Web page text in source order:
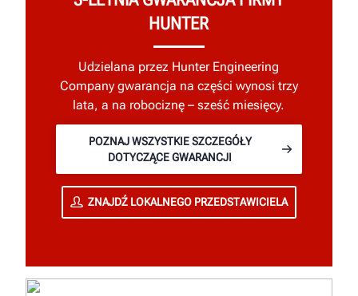
HUNTER
Udzielana przez Hunter Engineering
Company gwarancja na części wynosi trzy
lata, a na robociznę – sześć miesięcy.
POZNAJ WSZYSTKIE SZCZEGÓŁY
DOTYCZĄCE GWARANCJI
ZNAJDŹ LOKALNEGO PRZEDSTAWICIELA